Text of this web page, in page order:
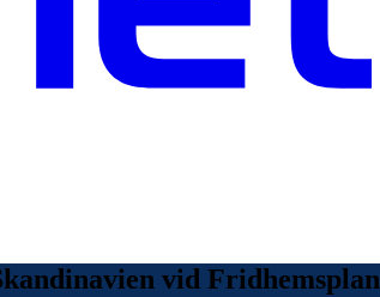
vid Fridhemsplan